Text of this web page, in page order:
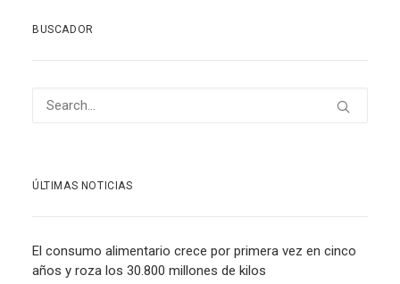
BUSCADOR
ÚLTIMAS NOTICIAS
El consumo alimentario crece por primera vez en cinco
años y roza los 30.800 millones de kilos